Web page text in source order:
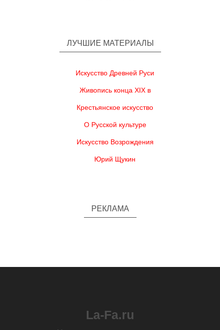
ЛУЧШИЕ МАТЕРИАЛЫ
Искусство Древней Руси
Живопись конца XIX в
Крестьянское искусство
О Русской культуре
Искусство Возрождения
Юрий Щукин
РЕКЛАМА
La-Fa.ru